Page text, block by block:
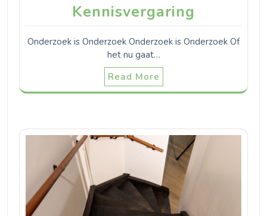
Kennisvergaring
Onderzoek is Onderzoek Onderzoek is Onderzoek Of
het nu gaat…
Read More